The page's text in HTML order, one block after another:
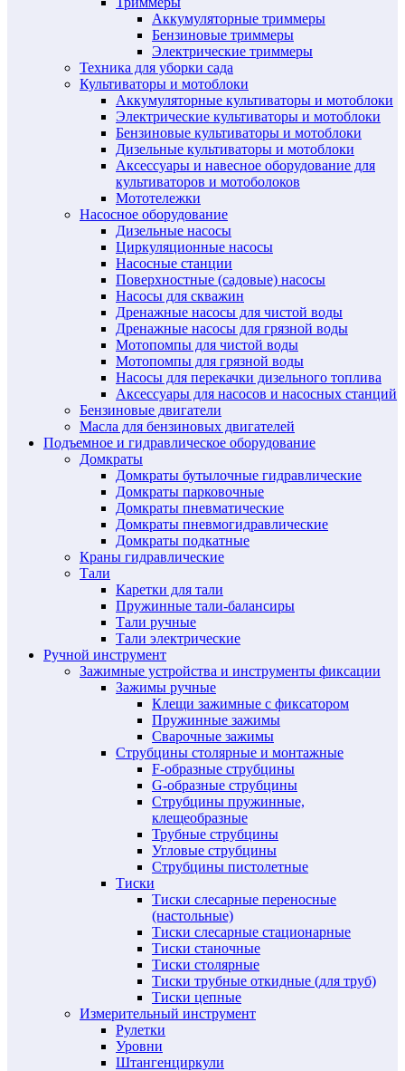
Аккумуляторные триммеры
Бензиновые триммеры
Электрические триммеры
Техника для уборки сада
Культиваторы и мотоблоки
Аккумуляторные культиваторы и мотоблоки
Электрические культиваторы и мотоблоки
Бензиновые культиваторы и мотоблоки
Дизельные культиваторы и мотоблоки
Аксессуары и навесное оборудование для
культиваторов и мотоболоков
Мототележки
Насосное оборудование
Дизельные насосы
Циркуляционные насосы
Насосные станции
Поверхностные (садовые) насосы
Насосы для скважин
Дренажные насосы для чистой воды
Дренажные насосы для грязной воды
Мотопомпы для чистой воды
Мотопомпы для грязной воды
Насосы для перекачки дизельного топлива
Аксессуары для насосов и насосных станций
Бензиновые двигатели
Масла для бензиновых двигателей
Подъемное и гидравлическое оборудование
Домкраты
Домкраты бутылочные гидравлические
Домкраты парковочные
Домкраты пневматические
Домкраты пневмогидравлические
Домкраты подкатные
Краны гидравлические
Тали
Каретки для тали
Пружинные тали-балансиры
Тали ручные
Тали электрические
Ручной инструмент
Зажимные устройства и инструменты фиксации
Зажимы ручные
Клещи зажимные с фиксатором
Пружинные зажимы
Сварочные зажимы
Струбцины столярные и монтажные
F-образные струбцины
G-образные струбцины
Струбцины пружинные,
клещеобразные
Трубные струбцины
Угловые струбцины
Струбцины пистолетные
Тиски
Тиски слесарные переносные
(настольные)
Тиски слесарные стационарные
Тиски станочные
Тиски столярные
Тиски трубные откидные (для труб)
Тиски цепные
Измерительный инструмент
Рулетки
Уровни
Штангенциркули